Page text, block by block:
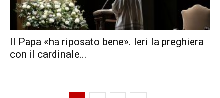
Il Papa «ha riposato bene». Ieri la preghiera
con il cardinale...